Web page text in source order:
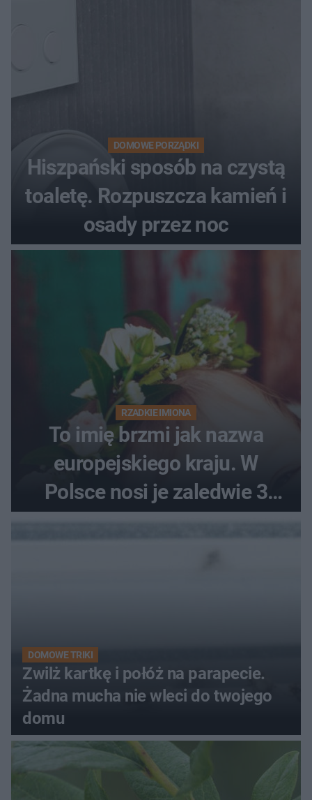
DOMOWE PORZĄDKI
Hiszpański sposób na czystą
toaletę. Rozpuszcza kamień i
osady przez noc
RZADKIE IMIONA
To imię brzmi jak nazwa
europejskiego kraju. W
Polsce nosi je zaledwie 3
DOMOWE TRIKI
Zwilż kartkę i połóż na parapecie.
Żadna mucha nie wleci do twojego
domu